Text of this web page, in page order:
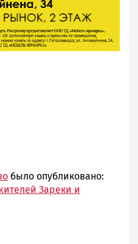
было опубликовано:
Зареки и